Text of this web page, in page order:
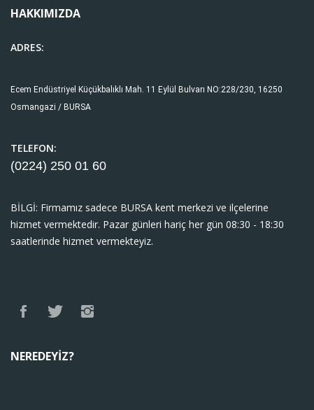
HAKKIMIZDA
ADRES:
Ecem Endüstriyel Küçükbalıklı Mah. 11 Eylül Bulvarı NO:228/230, 16250
Osmangazi / BURSA
TELEFON:
(0224) 250 01 60
BİLGİ: Firmamız sadece BURSA kent merkezi ve ilçelerine
hizmet vermektedir. Pazar günleri hariç her gün 08:30 - 18:30
saatlerinde hizmet vermekteyiz.
NEREDEYIZ?